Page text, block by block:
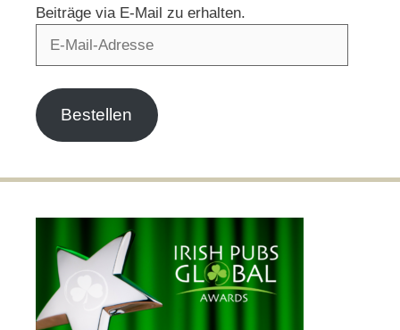
Beiträge via E-Mail zu erhalten.
Bestellen